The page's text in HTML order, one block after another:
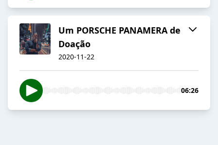
Um PORSCHE PANAMERA de
Doação
2020-11-22
06:26